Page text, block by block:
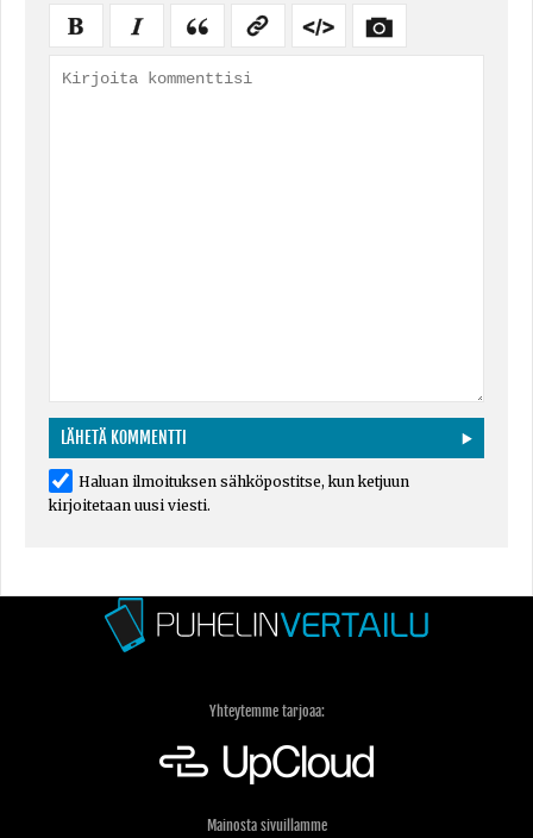
Haluan ilmoituksen sähköpostitse, kun ketjuun
kirjoitetaan uusi viesti.
Yhteytemme tarjoaa:
Mainosta sivuillamme